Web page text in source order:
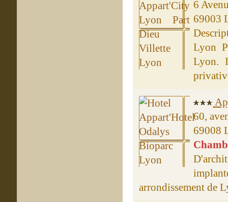
6
69003
Lyon
Lyon.
60,
69008
arrondissement de